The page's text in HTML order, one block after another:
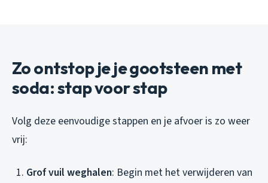
Zo ontstop je je gootsteen met
soda: stap voor stap
Volg deze eenvoudige stappen en je afvoer is zo weer
vrij:
Grof vuil weghalen: Begin met het verwijderen van